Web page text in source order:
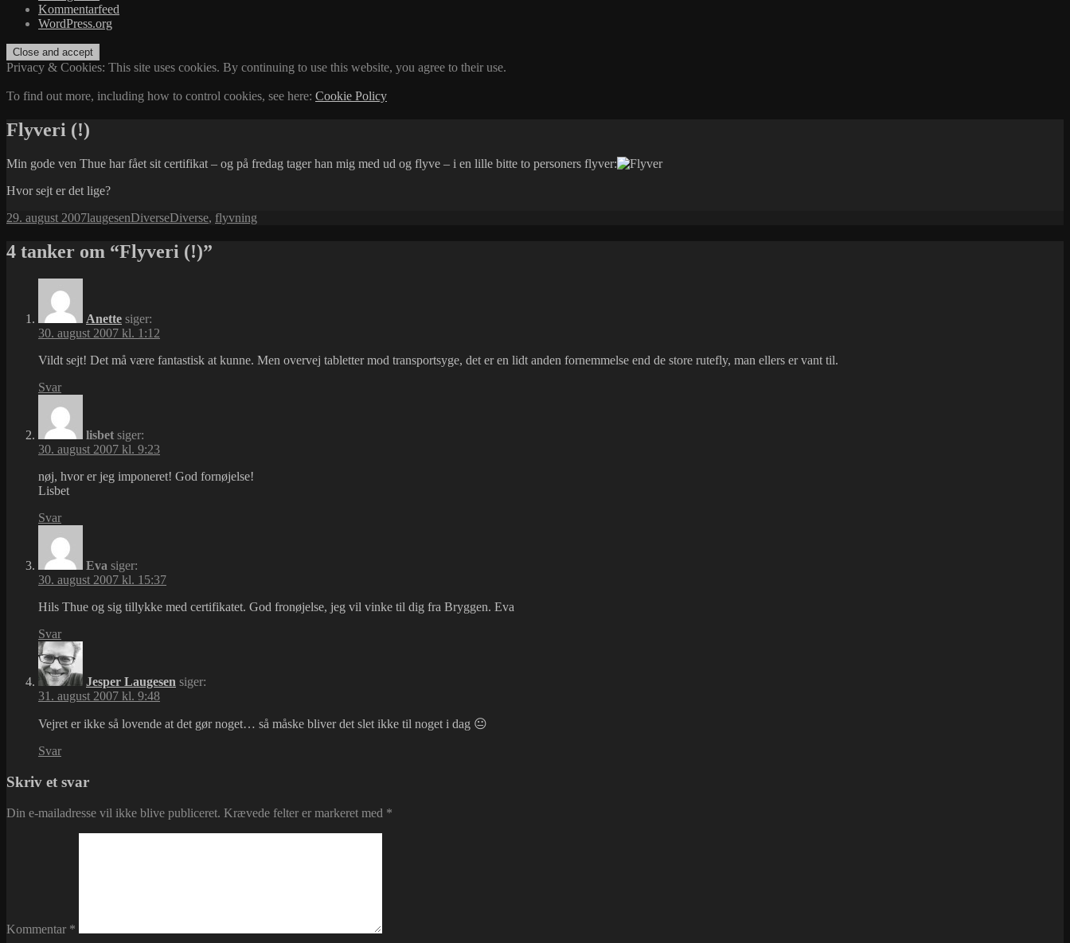
Kommentarfeed
WordPress.org
Privacy & Cookies: This site uses cookies. By continuing to use this website, you agree to their use.
To find out more, including how to control cookies, see here: Cookie Policy
Flyveri (!)
Min gode ven Thue har fået sit certifikat – og på fredag tager han mig med ud og flyve – i en lille bitte to personers flyver:
Hvor sejt er det lige?
Udgivet
29. august 2007Forfatter
laugesenKategorier
DiverseTags
Diverse, flyvning
4 tanker om “Flyveri (!)”
Anette siger:
30. august 2007 kl. 1:12
Vildt sejt! Det må være fantastisk at kunne. Men overvej tabletter mod transportsyge, det er en lidt anden fornemmelse end de store rutefly, man ellers er vant til.
Svar
lisbet siger:
30. august 2007 kl. 9:23
nøj, hvor er jeg imponeret! God fornøjelse!
Lisbet
Svar
Eva siger:
30. august 2007 kl. 15:37
Hils Thue og sig tillykke med certifikatet. God fronøjelse, jeg vil vinke til dig fra Bryggen. Eva
Svar
Jesper Laugesen siger:
31. august 2007 kl. 9:48
Vejret er ikke så lovende at det gør noget… så måske bliver det slet ikke til noget i dag 😐
Svar
Skriv et svar
Din e-mailadresse vil ikke blive publiceret. Krævede felter er markeret med *
Kommentar *